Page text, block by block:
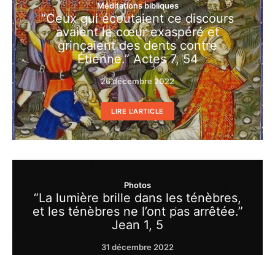
Méditations bibliques
“Ceux qui écoutaient ce discours
avaient le cœur exaspéré et
grinçaient des dents contre
Étienne.” Actes 7, 54
26 décembre 2022
LIRE L'ARTICLE
Photos
“La lumière brille dans les ténèbres,
et les ténèbres ne l’ont pas arrêtée.”
Jean 1, 5
31 décembre 2022